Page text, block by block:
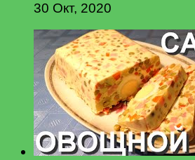
30 Окт, 2020